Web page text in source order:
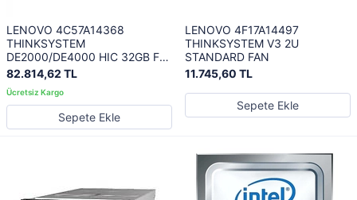
LENOVO 4C57A14368
THINKSYSTEM
DE2000/DE4000 HIC 32GB FC
4-PORTS
82.814,62 TL
Sepete Ekle
LENOVO 4F17A14497
THINKSYSTEM V3 2U
STANDARD FAN
11.745,60 TL
Sepete Ekle